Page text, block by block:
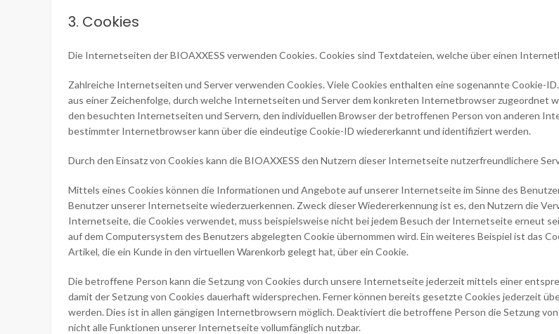
3. Cookies
Die Internetseiten der BIOAXXESS verwenden Cookies. Cookies sind Textdateien, welche über einen
Zahlreiche Internetseiten und Server verwenden Cookies. Viele Cookies enthalten eine sogenannte Cookie-
aus einer Zeichenfolge, durch welche Internetseiten und Server dem konkreten Internetbrowser zugeordnet
den besuchten Internetseiten und Servern, den individuellen Browser der betroffenen Person von anderen
bestimmter Internetbrowser kann über die eindeutige Cookie-ID wiedererkannt und identifiziert werden.
Durch den Einsatz von Cookies kann die BIOAXXESS den Nutzern dieser Internetseite nutzerfreundlichere
Mittels eines Cookies können die Informationen und Angebote auf unserer Internetseite im Sinne des
Benutzer unserer Internetseite wiederzuerkennen. Zweck dieser Wiedererkennung ist es, den Nutzern die
Internetseite, die Cookies verwendet, muss beispielsweise nicht bei jedem Besuch der Internetseite erneut
auf dem Computersystem des Benutzers abgelegten Cookie übernommen wird. Ein weiteres Beispiel ist das
Artikel, die ein Kunde in den virtuellen Warenkorb gelegt hat, über ein Cookie.
Die betroffene Person kann die Setzung von Cookies durch unsere Internetseite jederzeit mittels einer
damit der Setzung von Cookies dauerhaft widersprechen. Ferner können bereits gesetzte Cookies jederzeit
werden. Dies ist in allen gängigen Internetbrowsern möglich. Deaktiviert die betroffene Person die Setzung
nicht alle Funktionen unserer Internetseite vollumfänglich nutzbar.